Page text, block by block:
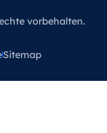
vorbehalten.
Sitemap